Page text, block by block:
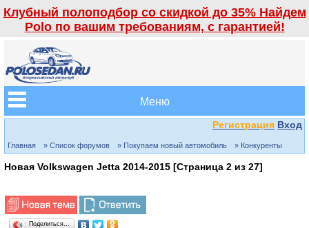
Клубный полоподбор со скидкой до 35% Найдем
Polo по вашим требованиям, с гарантией!
Меню
Регистрация Вход
Главная » Список форумов » Покупаем новый автомобиль » Конкуренты
Новая Volkswagen Jetta 2014-2015 [Страница 2 из 27]
Поделиться…